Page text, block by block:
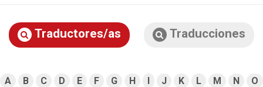
Traductores/as Traducciones
A B C D E F G H I J K L M N
O